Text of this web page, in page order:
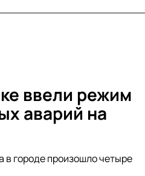
ввели режим
аварий на
в городе произошло четыре